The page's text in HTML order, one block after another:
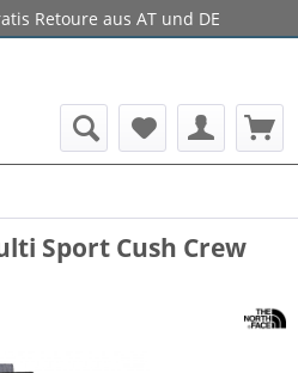
Gratis Retoure aus AT und DE
Sport Cush Crew